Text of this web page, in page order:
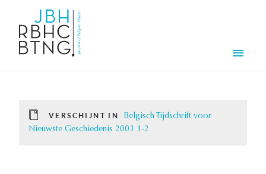
VERSCHIJNT IN
Belgisch Tijdschrift voor
Nieuwste Geschiedenis 2003 1-2